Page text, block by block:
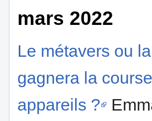
mars 2022
Le métavers ou
gagnera la
appareils ?